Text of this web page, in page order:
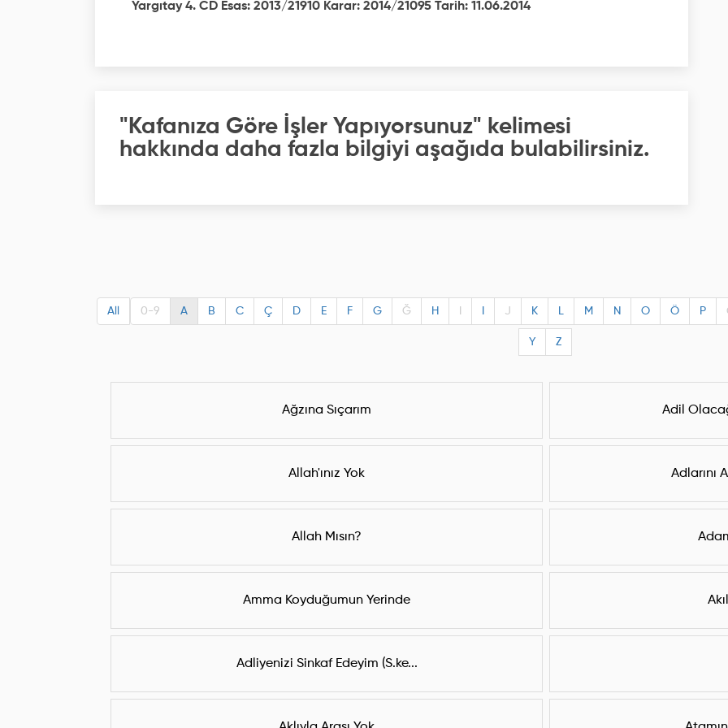
Yargıtay 4. CD Esas: 2013/21910 Karar: 2014/21095 Tarih: 11.06.2014
"Kafanıza Göre İşler Yapıyorsunuz" kelimesi
hakkında daha fazla bilgiyi aşağıda bulabilirsiniz.
All 0-9 A B C Ç D E F G Ğ H J K L M N O Ö P
Y Z
Ağzına Sıçarım Adil
Allah'ınız Yok Adlarını
Allah Mısın?
Amma Koyduğumun Yerinde
Adliyenizi Sinkaf Edeyim (S.ke...